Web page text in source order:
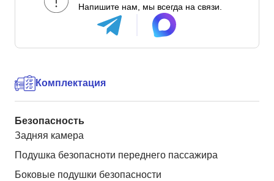
Напишите нам, мы всегда на связи.
Комплектация
Безопасность
Задняя камера
Подушка безопасноти переднего пассажира
Боковые подушки безопасности